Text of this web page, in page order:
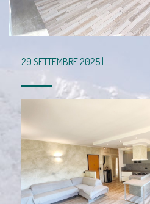
29 SETTEMBRE 2025 |